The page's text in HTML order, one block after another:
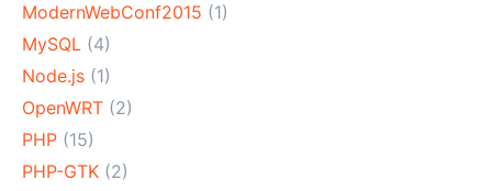
ModernWebConf2015 (1)
MySQL (4)
Node.js (1)
OpenWRT (2)
PHP (15)
PHP-GTK (2)